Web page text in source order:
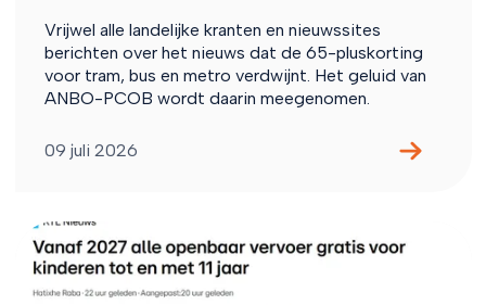
Vrijwel alle landelijke kranten en nieuwssites
berichten over het nieuws dat de 65-pluskorting
voor tram, bus en metro verdwijnt. Het geluid van
ANBO-PCOB wordt daarin meegenomen.
09 juli 2026